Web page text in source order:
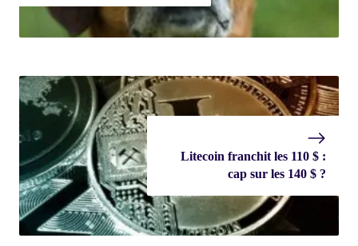
Litecoin franchit les 110 $ :
cap sur les 140 $ ?